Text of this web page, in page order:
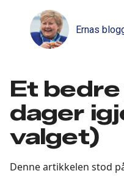
Ernas
Et
dager
valget)
Denne artikkelen stod